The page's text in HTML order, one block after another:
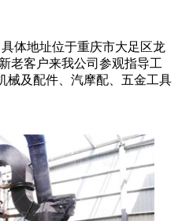
体地址位于重庆市大足区龙
老客户来我公司参观指导工
械及配件、汽摩配、五金工具